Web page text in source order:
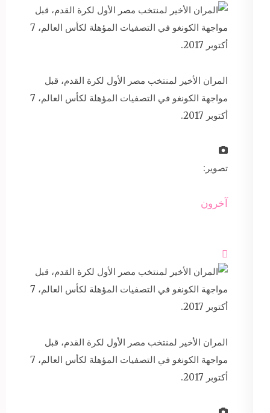
المران الأخير لمنتخب مصر الأول لكرة القدم، قبل
مواجهة الكونغو في التصفيات المؤهلة لكأس العالم، 7
أكتوبر 2017.
تصوير:
آخرون

المران الأخير لمنتخب مصر الأول لكرة القدم، قبل
مواجهة الكونغو في التصفيات المؤهلة لكأس العالم، 7
أكتوبر 2017.